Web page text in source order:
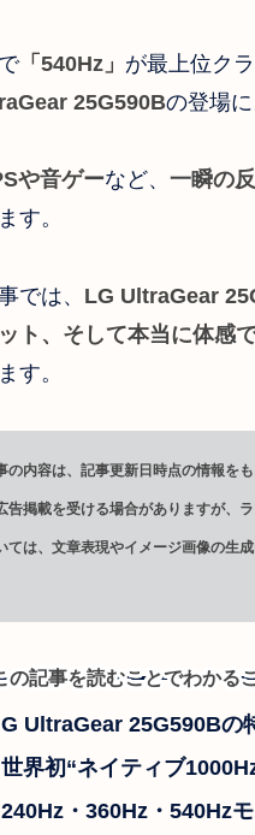
「540Hz」 が最上位ク
25G590Bの登場
や音ゲーなど、 一瞬の
す。
では、 LG UltraGear
ト、そして本当に体感
す。
の内容は、記事更新日時点の情報を
告掲載を受ける場合がありますが、
ては、文章表現やイメージ画像の生
の記事を読むことでわかる
G UltraGear 25G590Bの
世界初“ネイティブ
240Hz・360Hz・540Hz